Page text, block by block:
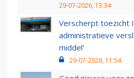
29-07-2026, 13:34
Verscherpt toezicht
administratieve
middel’
29-07-2026, 11:54